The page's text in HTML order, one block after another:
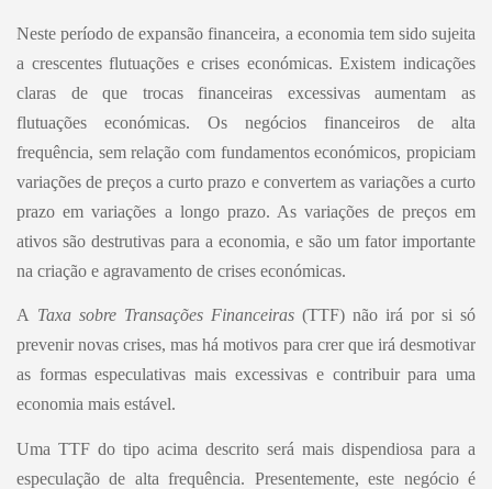
Neste período de expansão financeira, a economia tem sido sujeita
a crescentes flutuações e crises económicas. Existem indicações
claras de que trocas financeiras excessivas aumentam as
flutuações económicas. Os negócios financeiros de alta
frequência, sem relação com fundamentos económicos, propiciam
variações de preços a curto prazo e convertem as variações a curto
prazo em variações a longo prazo. As variações de preços em
ativos são destrutivas para a economia, e são um fator importante
na criação e agravamento de crises económicas.
A Taxa sobre Transações Financeiras (TTF) não irá por si só
prevenir novas crises, mas há motivos para crer que irá desmotivar
as formas especulativas mais excessivas e contribuir para uma
economia mais estável.
Uma TTF do tipo acima descrito será mais dispendiosa para a
especulação de alta frequência. Presentemente, este negócio é